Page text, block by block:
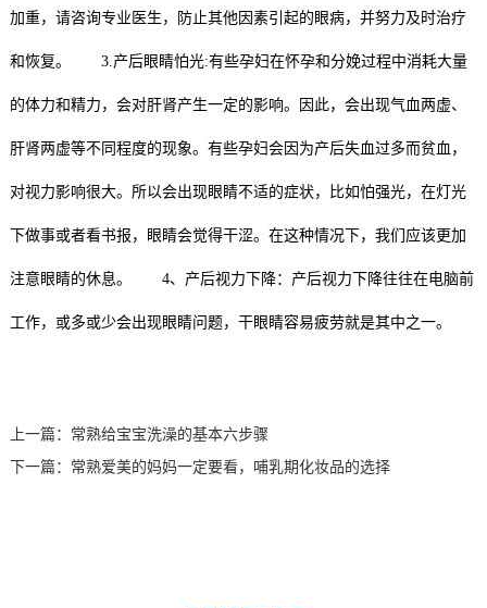
加重，请咨询专业医生，防止其他因素引起的眼病，并努力及时治疗
和恢复。 3.产后眼睛怕光:有些孕妇在怀孕和分娩过程中消耗大量
的体力和精力，会对肝肾产生一定的影响。因此，会出现气血两虚、
肝肾两虚等不同程度的现象。有些孕妇会因为产后失血过多而贫血，
对视力影响很大。所以会出现眼睛不适的症状，比如怕强光，在灯光
下做事或者看书报，眼睛会觉得干涩。在这种情况下，我们应该更加
注意眼睛的休息。 4、产后视力下降：产后视力下降往往在电脑前
工作，或多或少会出现眼睛问题，干眼睛容易疲劳就是其中之一。
上一篇： 常熟给宝宝洗澡的基本六步骤
下一篇： 常熟爱美的妈妈一定要看，哺乳期化妆品的选择